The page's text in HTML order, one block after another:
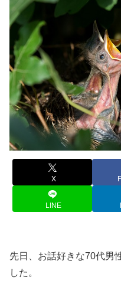
X
LINE
先日、お話好きな70代男
した。